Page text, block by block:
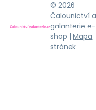
© 2026
Čalounictví a
galanterie e-
shop |Mapa
stránek